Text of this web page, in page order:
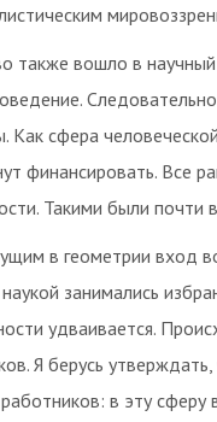
также вошло в
Как сфера
финансировать. Все
Такими были почти
в геометрии вход
занимались
удваивается.
Я берусь
в эту